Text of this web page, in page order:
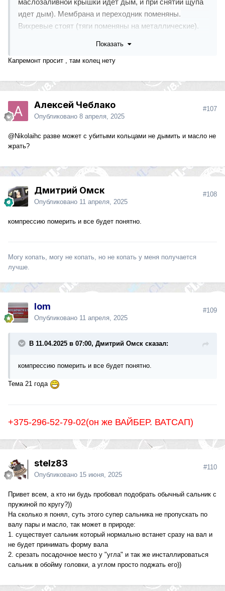
маслозаливной крышки идет дым, и при снятии щупа
идет дым). Мембрана и переходник поменяны.
Вихревые стоят (тяги поменяны на металлические).
ускорении тоже). Едет очень бодро. В чем может быть
Показать
Капремонт просит , там колец нету
Алексей Чеблако
Опубликовано 8 апреля, 2025
#107
@Nikolaihc разве может с убитыми кольцами не дымить и масло не
жрать?
Дмитрий Омск
Опубликовано 11 апреля, 2025
#108
компрессию померить и все будет понятно.
Могу копать, могу не копать, но не копать у меня получается
лучше.
lom
Опубликовано 11 апреля, 2025
#109
В 11.04.2025 в 07:00, Дмитрий Омск сказал:
компрессию померить и все будет понятно.
Тема 21 года
+375-296-52-79-02(он же ВАЙБЕР. ВАТСАП)
stelz83
Опубликовано 15 июня, 2025
#110
Привет всем, а кто ни будь пробовал подобрать обычный сальник с
пружиной по кругу?))
На сколько я понял, суть этого супер сальника не пропускать по
валу пары и масло, так может в природе:
1. существует сальник который нормально встанет сразу на вал и
не будет принимать форму вала
2. срезать посадочное место у "угла" и так же инсталлироваться
сальник в обойму головки, а углом просто поджать его))